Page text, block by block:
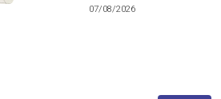
07/08/2026